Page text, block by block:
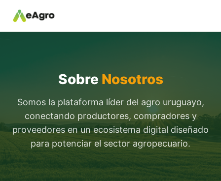
Sobre Nosotros
Somos la plataforma líder del agro uruguayo,
conectando productores, compradores y
proveedores en un ecosistema digital diseñado
para potenciar el sector agropecuario.